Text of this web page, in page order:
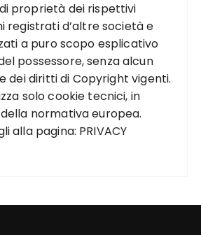
proprietà dei rispettivi
registrati d’altre società e
a puro scopo esplicativo
possessore, senza alcun
dei diritti di Copyright vigenti.
solo cookie tecnici, in
normativa europea.
alla pagina: PRIVACY